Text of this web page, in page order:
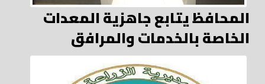
المحافظ يتابع جاهزية المعدات
الخاصة بالخدمات والمرافق